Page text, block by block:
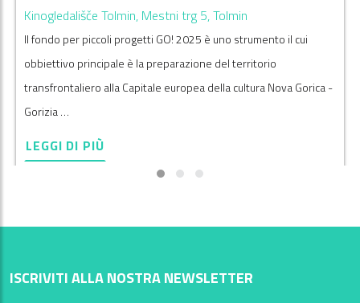
Kinogledališče Tolmin, Mestni trg 5, Tolmin
Il fondo per piccoli progetti GO! 2025 è uno strumento il cui
obbiettivo principale è la preparazione del territorio
transfrontaliero alla Capitale europea della cultura Nova Gorica -
Gorizia …
LEGGI DI PIÙ
ISCRIVITI ALLA NOSTRA NEWSLETTER